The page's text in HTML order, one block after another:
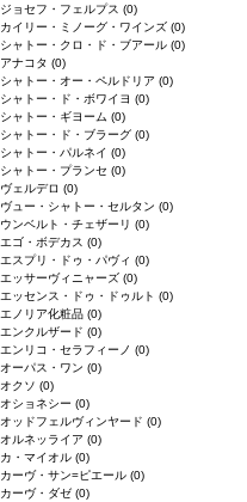
ジョセフ・フェルプス (0)
カイリー・ミノーグ・ワインズ (0)
シャトー・クロ・ド・ブアール (0)
アナコタ (0)
シャトー・オー・ペルドリア (0)
シャトー・ド・ボワイヨ (0)
シャトー・ギヨーム (0)
シャトー・ド・ブラーグ (0)
シャトー・パルネイ (0)
シャトー・プランセ (0)
ヴェルデロ (0)
ヴュー・シャトー・セルタン (0)
ウンベルト・チェザーリ (0)
エゴ・ボデカス (0)
エスプリ・ドゥ・パヴィ (0)
エッサーヴィニャーズ (0)
エッセンス・ドゥ・ドゥルト (0)
エノリア化粧品 (0)
エンクルザード (0)
エンリコ・セラフィーノ (0)
オーパス・ワン (0)
オクソ (0)
オショネシー (0)
オッドフェルヴィンヤード (0)
オルネッライア (0)
カ・マイオル (0)
カーヴ・サン=ピエール (0)
カーヴ・ダゼ (0)